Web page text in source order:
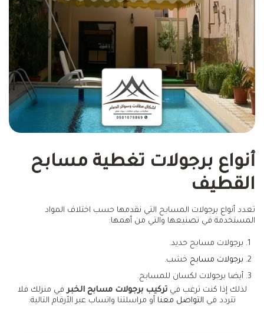
أنواع برجولات تغطية مسابح
القطيف
تعدد أنواع برجولات المسابح التي نقدمها حسب اختلاف المواد
المستخدمة في تصنيعها والتي من أهمها:
برجولات مسابح حديد.
برجولات مسابح خشب.
أيضا برجولات لكسان للمسابح.
لذلك إذا كنت ترغب فيتركيب برجولات مسابح الخبر في منزلك فلا
تتردد في التواصل معنا أو مراسلتنا واتساب عبر الأرقام التالية: